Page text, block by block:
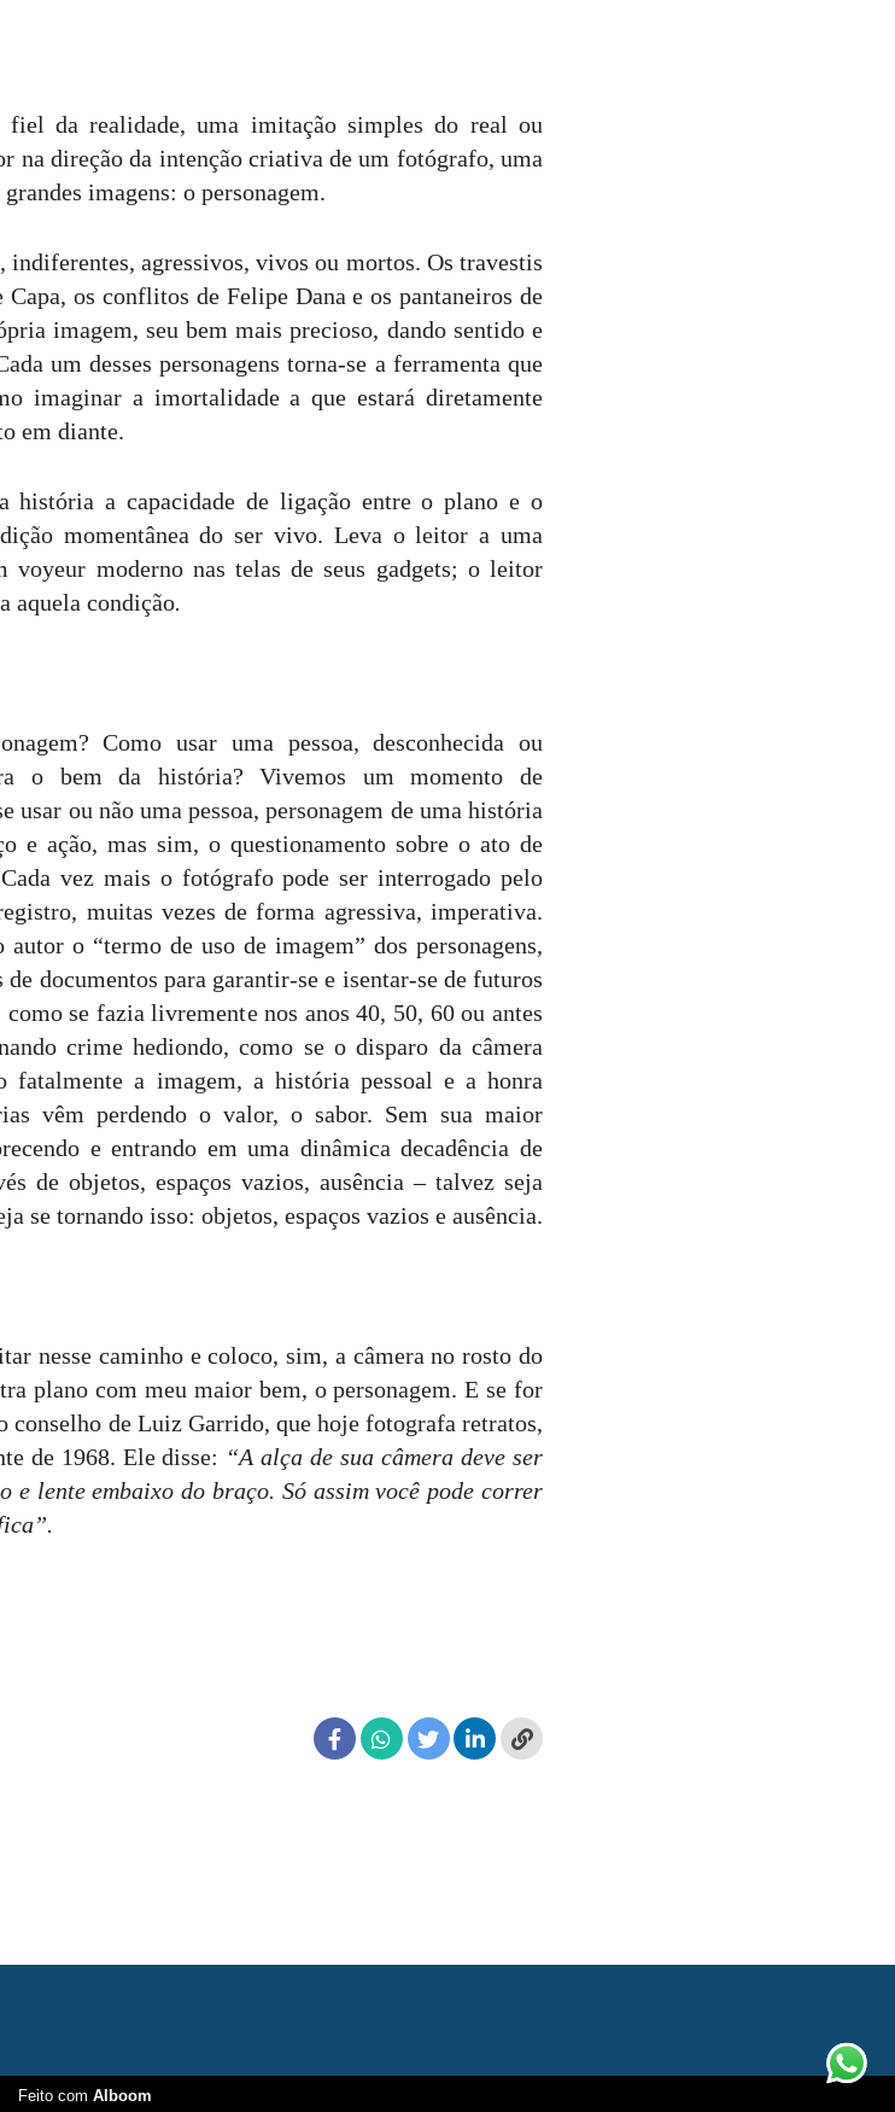
fiel da realidade, uma imitação simples do real ou
na direção da intenção criativa de um fotógrafo, uma
imagens: o personagem.
agressivos, vivos ou mortos. Os travestis
Capa, os conflitos de Felipe Dana e os pantaneiros de
imagem, seu bem mais precioso, dando sentido e
um desses personagens torna-se a ferramenta que
imaginar a imortalidade a que estará diretamente
em diante.
a capacidade de ligação entre o plano e o
momentânea do ser vivo. Leva o leitor a uma
moderno nas telas de seus gadgets; o leitor
aquela condição.
Como usar uma pessoa, desconhecida ou
o bem da história? Vivemos um momento de
usar ou não uma pessoa, personagem de uma história
e ação, mas sim, o questionamento sobre o ato de
vez mais o fotógrafo pode ser interrogado pelo
muitas vezes de forma agressiva, imperativa.
o “termo de uso de imagem” dos personagens,
documentos para garantir-se e isentar-se de futuros
se fazia livremente nos anos 40, 50, 60 ou antes
crime hediondo, como se o disparo da câmera
fatalmente a imagem, a história pessoal e a honra
vêm perdendo o valor, o sabor. Sem sua maior
e entrando em uma dinâmica decadência de
de objetos, espaços vazios, ausência – talvez seja
se tornando isso: objetos, espaços vazios e ausência.
caminho e coloco, sim, a câmera no rosto do
plano com meu maior bem, o personagem. E se for
conselho de Luiz Garrido, que hoje fotografa retratos,
de 1968. Ele disse: “A alça de sua câmera deve ser
lente embaixo do braço. Só assim você pode correr
Feito com Alboom